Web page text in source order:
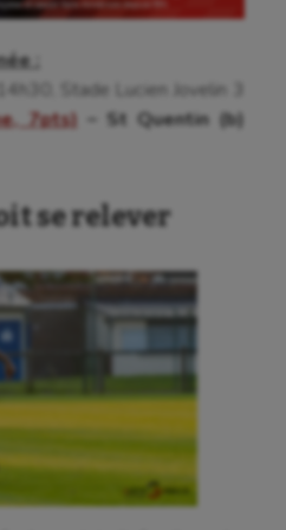
:
Stade Lucien Jovelin 3
7pts) – St Quentin (b)
se relever